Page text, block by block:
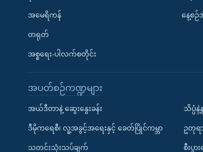
အမေရိကန်
တရုတ်
အစ္စရေး-ပါလက်စတိုင်း
နေ့စ
အပတ်စဉ်ကဏ္ဍများ
အယ်ဒီတာနဲ့ ဆွေးနွေးခန်း
ဒီမိုကရေစီ၊ လူ့အခွင့်အရေးနှင့် ခေတ်ပြိုင်ကမ္ဘာ
သတင်းသုံးသပ်ချက်
သိပ္ပံ
ဥတုရ
စီးပွား